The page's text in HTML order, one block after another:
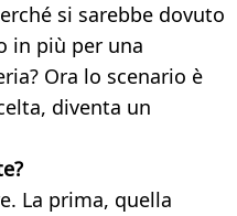
si sarebbe dovuto
in più per una
Ora lo scenario è
diventa un
La prima, quella